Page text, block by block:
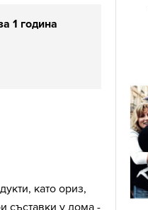
1 година
като ориз,